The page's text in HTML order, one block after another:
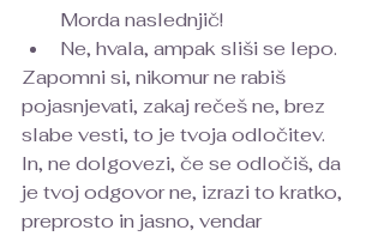
Morda naslednjič!
Ne, hvala, ampak sliši se lepo.
Zapomni si, nikomur ne rabiš
pojasnjevati, zakaj rečeš ne, brez
slabe vesti, to je tvoja odločitev.
In, ne dolgovezi, če se odločiš, da
je tvoj odgovor ne, izrazi to kratko,
preprosto in jasno, vendar